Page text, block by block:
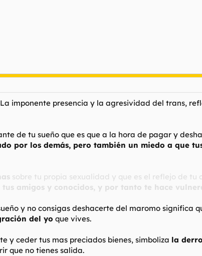
imponente presencia y la agresividad del trans,
de tu sueño que es que a la hora de pagar y
por los demás, pero también un miedo a que
sobre tu propia sexualidad y que es el reflejo de
amigos y conocidos, y por tanto te hace
y no consigas deshacerte del maromo significa
del yo que vives.
y ceder tus mas preciados bienes, simboliza la
que no tienes salida.